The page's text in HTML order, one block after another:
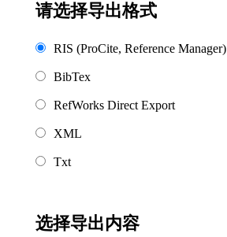
请选择导出格式
RIS (ProCite, Reference Manager)
BibTex
RefWorks Direct Export
XML
Txt
选择导出内容